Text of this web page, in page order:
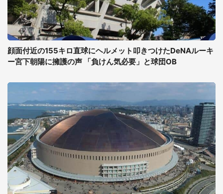
顔面付近の155キロ直球にヘルメット叩きつけたDeNAルーキ
ー宮下朝陽に擁護の声 「負けん気必要」と球団OB